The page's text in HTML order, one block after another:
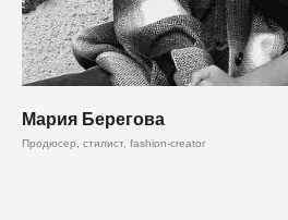
Мария Берегова
Продюсер, стилист, fashion-creator